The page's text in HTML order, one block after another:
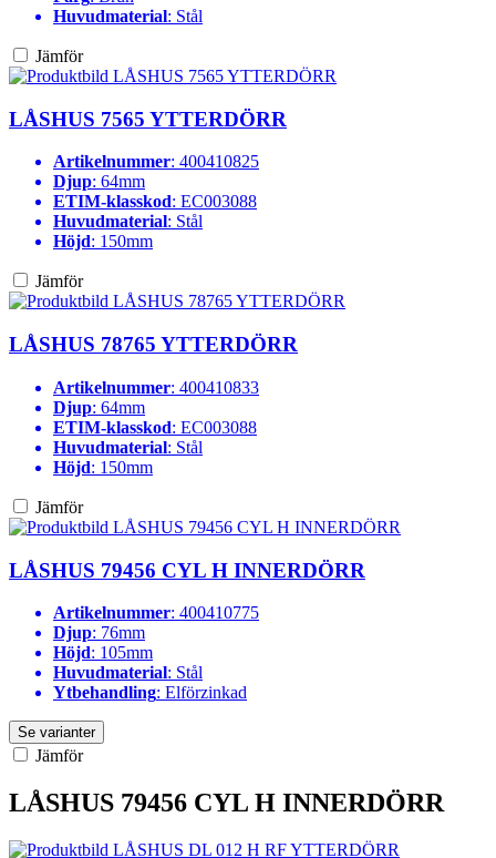
Huvudmaterial: Stål
Jämför
LÅSHUS 7565 YTTERDÖRR
Artikelnummer: 400410825
Djup: 64mm
ETIM-klasskod: EC003088
Huvudmaterial: Stål
Höjd: 150mm
Jämför
LÅSHUS 78765 YTTERDÖRR
Artikelnummer: 400410833
Djup: 64mm
ETIM-klasskod: EC003088
Huvudmaterial: Stål
Höjd: 150mm
Jämför
LÅSHUS 79456 CYL H INNERDÖRR
Artikelnummer: 400410775
Djup: 76mm
Höjd: 105mm
Huvudmaterial: Stål
Ytbehandling: Elförzinkad
Se varianter
Jämför
LÅSHUS 79456 CYL H INNERDÖRR